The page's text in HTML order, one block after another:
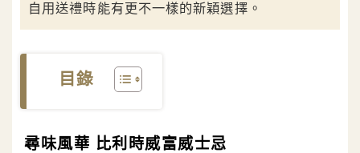
自用送禮時能有更不一樣的新穎選擇。
目錄
尋味風華 比利時威富威士忌